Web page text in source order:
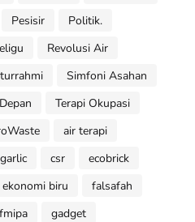
Pesisir
Politik.
Revolusi Air
Simfoni Asahan
Terapi Okupasi
air terapi
csr
ecobrick
ekonomi biru
falsafah
fmipa
gadget